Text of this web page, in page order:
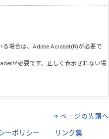
る場合は、Adobe Acrobat(R)が必要で
が必要です。正しく表示されない場
ページの先頭へ
ーポリシー
リンク集